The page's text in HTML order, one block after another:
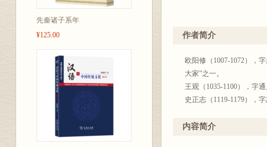
先秦诸子系年
¥125.00
作者简介
欧阳修（1007-1072），
大家”之一。
王观（1035-1100），字
史正志（1119-1179），
内容简介